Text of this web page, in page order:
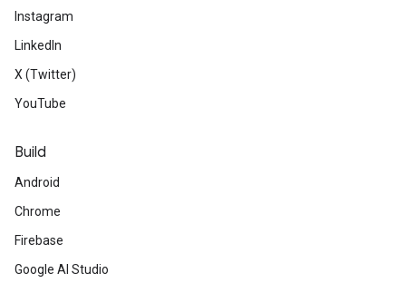
Instagram
LinkedIn
X (Twitter)
YouTube
Build
Android
Chrome
Firebase
Google AI Studio